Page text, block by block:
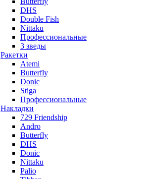
DHS
Double Fish
Nittaku
Профессиональные
3 зведы
Ракетки
Atemi
Butterfly
Donic
Stiga
Профессиональные
Накладки
729 Friendship
Andro
Butterfly
DHS
Donic
Nittaku
Palio